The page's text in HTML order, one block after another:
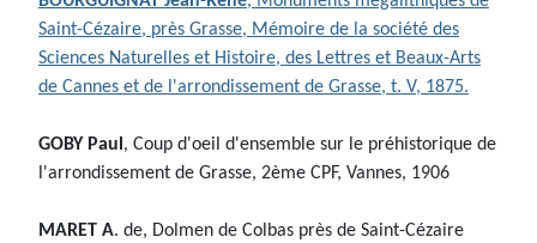
Saint-Cézaire, près Grasse, Mémoire de la société des
Sciences Naturelles et Histoire, des Lettres et Beaux-Arts
de Cannes et de l'arrondissement de Grasse, t. V, 1875.
GOBY Paul, Coup d'oeil d'ensemble sur le préhistorique de
l'arrondissement de Grasse, 2ème CPF, Vannes, 1906
MARET A. de, Dolmen de Colbas près de Saint-Cézaire